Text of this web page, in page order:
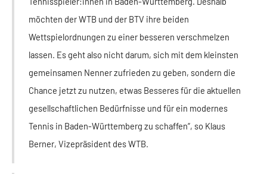
möchten der WTB und der BTV ihre beiden
Wettspielordnungen zu einer besseren verschmelzen
lassen. Es geht also nicht darum, sich mit dem kleinsten
gemeinsamen Nenner zufrieden zu geben, sondern die
Chance jetzt zu nutzen, etwas Besseres für die aktuellen
gesellschaftlichen Bedürfnisse und für ein modernes
Tennis in Baden-Württemberg zu schaffen“, so Klaus
Berner, Vizepräsident des WTB.